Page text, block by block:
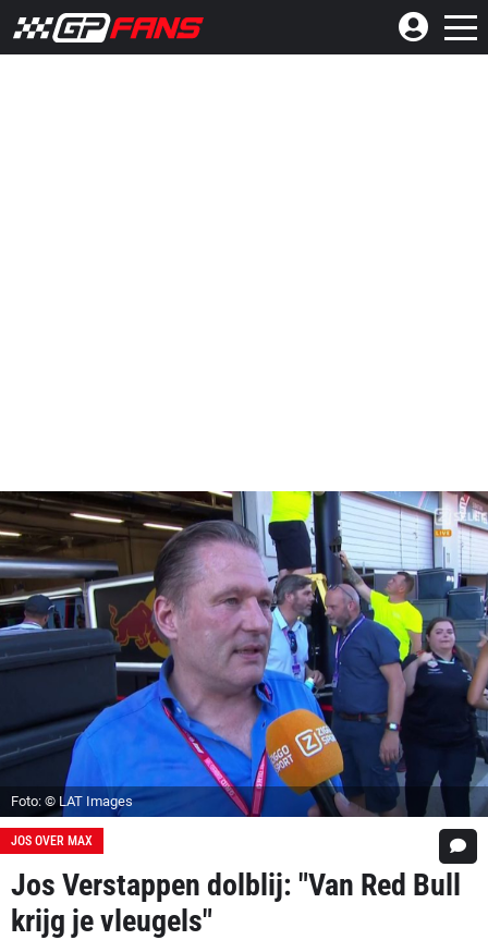
Foto: © LAT Images
JOS OVER MAX
Jos Verstappen dolblij: "Van Red Bull
krijg je vleugels"